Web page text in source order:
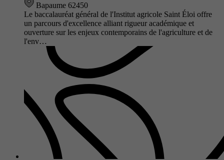
Bapaume 62450
Le baccalauréat général de l'Institut agricole Saint Éloi offre
un parcours d'excellence alliant rigueur académique et
ouverture sur les enjeux contemporains de l'agriculture et de
l'env…